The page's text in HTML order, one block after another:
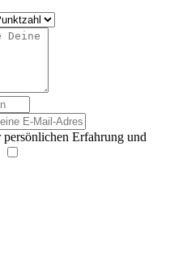
Erfahrung und